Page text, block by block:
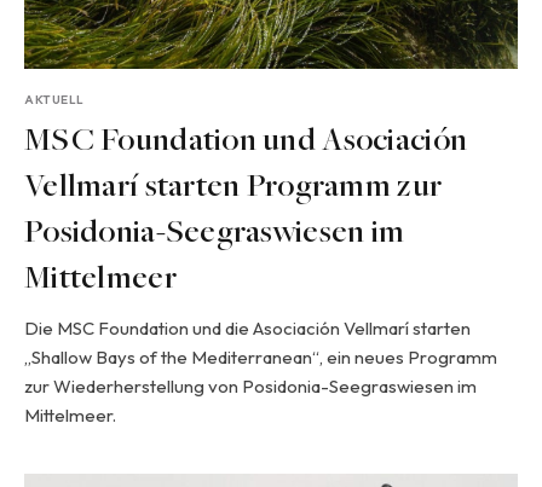
AKTUELL
MSC Foundation und Asociación
Vellmarí starten Programm zur
Posidonia-Seegraswiesen im
Mittelmeer
Die MSC Foundation und die Asociación Vellmarí starten
„Shallow Bays of the Mediterranean“, ein neues Programm
zur Wiederherstellung von Posidonia-Seegraswiesen im
Mittelmeer.